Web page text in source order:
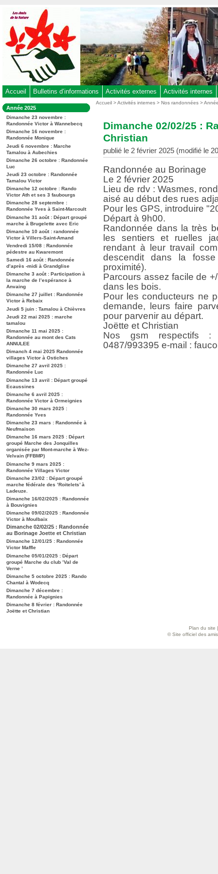
au
contenu
-
Aller
au
menu
-
à
la
recherche
Accueil Bulletins d’informations Activités externes Activités internes
Dans
la
rubrique
:
Année 2025
Dimanche 23 novembre :
Randonnée Victor à Wannebecq
Dimanche 16 novembre :
Randonnée Monique
Jeudi 6 novembre : Marche
Tamalou à Aubechies
Dimanche 26 octobre : Randonnée
Luc
Jeudi 23 octobre : Randonnée
Tamalou Victor
Dimanche 12 octobre : Rando
Victor Ath et ses 3 faubourgs
Dimanche 28 septembre :
Randonnée Yves à Saint-Marcoult
Dimanche 31 août : Départ groupé
marche à Brugelette avec Eric
Dimanche 10 août : randonnée
Victor à Villers-Saint-Amand
Vendredi 15/08 : Randonnée
pédestre au Kwaremont
Samedi 16 août : Randonnée
d’après -midi à Grandglise
Dimanche 3 août : Participation à
la marche de l’espérance à
Anvaing
Dimanche 27 juillet : Randonnée
Victor à Rebaix
Jeudi 5 juin : Tamalou à Chièvres
Jeudi 22 mai 2025 : marche
tamalou
Dimanche 11 mai 2025 :
Randonnée au mont des Cats
ANNULEE
Dimanch 4 mai 2025 Randonnée
villages Victor à Ostiches
Dimanche 27 avril 2025 :
Randonnée Luc
Dimanche 13 avril : Départ groupé
Ecaussines
Dimanche 6 avril 2025 :
Randonnée Victor à Ormeignies
Dimanche 30 mars 2025 :
Randonnée Yves
Dimanche 23 mars : Randonnée à
Neufmaison
Dimanche 16 mars 2025 : Départ
groupé Marche des Jonquilles
organisée par Mont-marche à Wez-
Velvain (FFBMP)
Dimanche 9 mars 2025 :
Randonnée Villages Victor
Dimanche 23/02 : Départ groupé
marche fédérale des ’Roitelets’ à
Ladeuze.
Dimanche 16/02/2025 : Randonnée
à Bouvignies
Dimanche 09/02/2025 : Randonnée
Victor à Moulbaix
Dimanche 02/02/25 : Randonnée
au Borinage Joette et Christian
Dimanche 12/01/25 : Randonnée
Victor Maffle
Dimanche 05/01/2025 : Départ
groupé Marche du club ’Val de
Verne ’
Dimanche 5 octobre 2025 : Rando
Chantal à Wodecq
Dimanche 7 décembre :
Randonnée à Papignies
Dimanche 8 février : Randonnée
Joëtte et Christian
Vous
Accueil >Activités internes >Nos randonnées>
Dimanche 02/02/25 :
Christian
publié le 2 février 2025 (modifié le
Randonnée au Borinage
Le 2 février 2025
Lieu de rdv : Wasmes,
aisé au début des rues
Pour les GPS, introduire
Départ à 9h00.
Randonnée dans la très
les sentiers et ruelles
rendant à leur travail
descendit dans la
proximité).
Parcours assez facile de
dans les bois.
Pour les conducteurs ne
demande, leurs faire
pour parvenir au départ.
Joëtte et Christian
Nos gsm respectifs :
0487/993395 e-mail :
Plan du site
© Site officiel des